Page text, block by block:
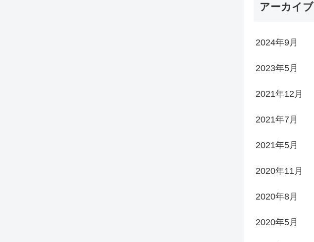
アーカイブ
2024年9月
2023年5月
2021年12月
2021年7月
2021年5月
2020年11月
2020年8月
2020年5月